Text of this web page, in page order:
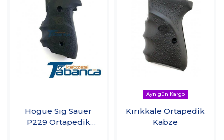
Hogue Sıg Sauer
P229 Ortapedik
Kırıkkale Ortapedik
Kabze